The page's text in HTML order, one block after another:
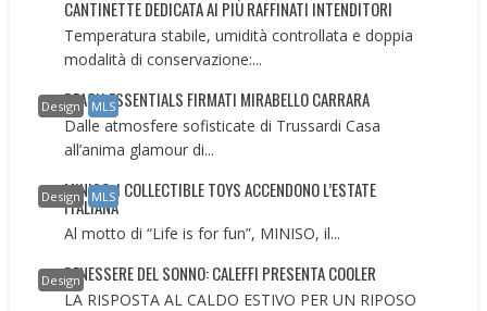
CANTINETTE DEDICATA AI PIÙ RAFFINATI INTENDITORI
Temperatura stabile, umidità controllata e doppia
modalità di conservazione:...
Design MLS
BEACH ESSENTIALS FIRMATI MIRABELLO CARRARA
Dalle atmosfere sofisticate di Trussardi Casa
all’anima glamour di...
Design MLS
MINISO: I COLLECTIBLE TOYS ACCENDONO L’ESTATE
ITALIANA
Al motto di “Life is for fun”, MINISO, il...
DesignBENESSERE DEL SONNO: CALEFFI PRESENTA COOLER
LA RISPOSTA AL CALDO ESTIVO PER UN RIPOSO